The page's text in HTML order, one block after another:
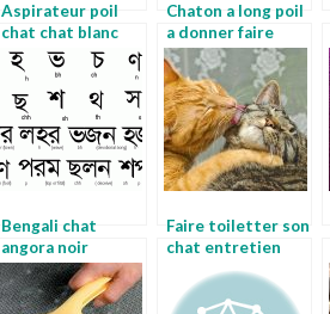
Aspirateur poil
chat chat blanc
Chaton a long poil
a donner faire
raser son chat
Bengali chat
angora noir
Faire toiletter son
chat entretien
chat angora